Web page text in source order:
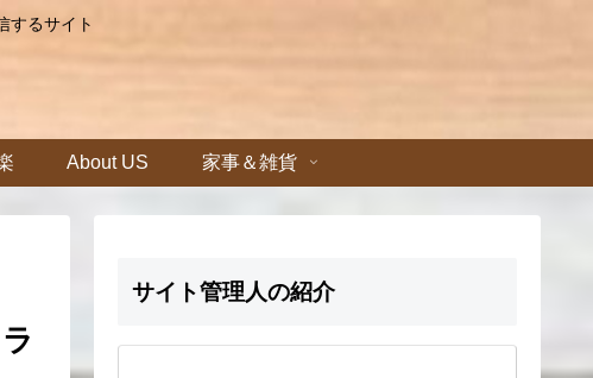
するサイト
About US 家事＆雑貨
サイト管理人の紹介